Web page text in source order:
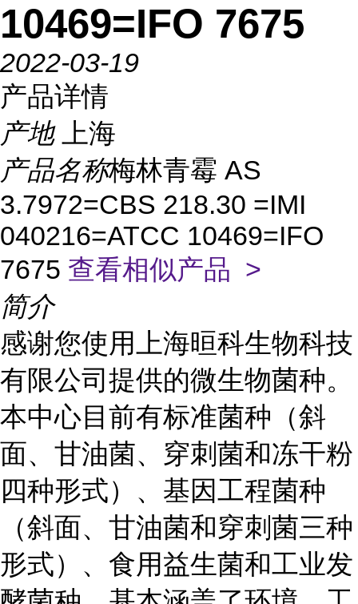
10469=IFO 7675
2022-03-19
产品详情
产地
上海
产品名称梅林青霉 AS
3.7972=CBS 218.30 =IMI
040216=ATCC 10469=IFO
7675 查看相似产品 >
简介
感谢您使用上海晅科生物科技
有限公司提供的微生物菌种。
本中心目前有标准菌种（斜
面、甘油菌、穿刺菌和冻干粉
四种形式）、基因工程菌种
（斜面、甘油菌和穿刺菌三种
形式）、食用益生菌和工业发